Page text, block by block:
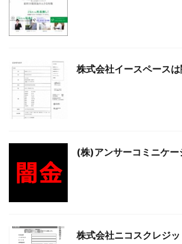
株式会社イースペース
(株)アンサーコミニケー
株式会社ニコスクレジ